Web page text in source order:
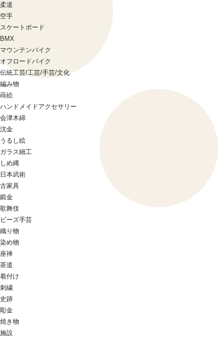
柔道
空手
スケートボード
BMX
マウンテンバイク
オフロードバイク
伝統工芸/工芸/手芸/文化
編み物
蒔絵
ハンドメイドアクセサリー
会津木綿
沈金
うるし絵
ガラス細工
しめ縄
日本武術
古家具
鍛金
歌舞伎
ビーズ手芸
織り物
染め物
座禅
茶道
着付け
刺繍
史跡
彫金
焼き物
施設